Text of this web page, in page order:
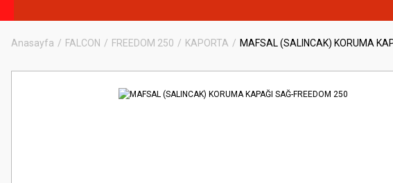
Anasayfa FALCON FREEDOM 250 KAPORTA MAFSAL (SALINCAK) KORUMA